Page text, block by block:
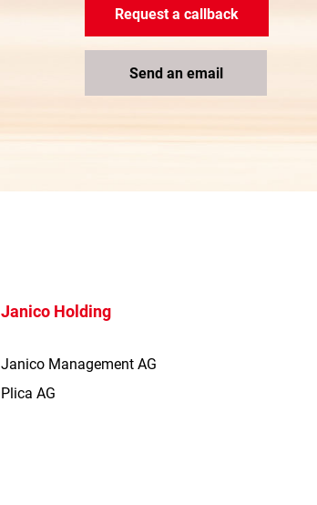
Request a callback
Send an email
Janico Holding
Janico Management AG
Plica AG